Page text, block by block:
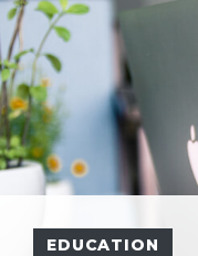
EDUCATION